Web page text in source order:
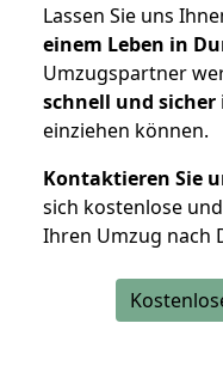
Lassen Sie uns
einem Leben in
Umzugspartner
schnell und sicher
einziehen können.
Kontaktieren Sie
sich kostenlose
Ihren Umzug nach